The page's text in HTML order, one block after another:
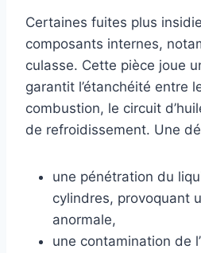
Certaines fuites plus
composants internes,
culasse. Cette pièce joue
garantit l’étanchéité entre
combustion, le circuit
de refroidissement. Une
une pénétration du
cylindres, provoquant
anormale,
une contamination de